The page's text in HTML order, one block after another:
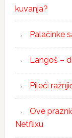
kuvanja?
Palačinke
Langoš –
Pileći
Ove
Netflixu